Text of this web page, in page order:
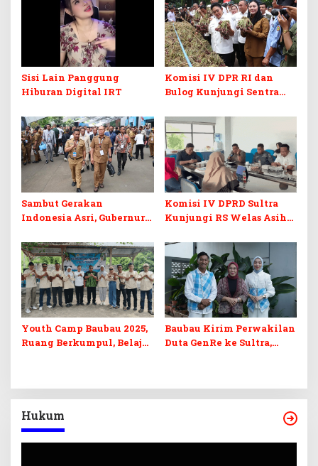
Sisi Lain Panggung
Hiburan Digital IRT
Komisi IV DPR RI dan
Bulog Kunjungi Sentra
Dorong Peluang Ekspor
Sambut Gerakan
Indonesia Asri, Gubernur
Penertiban Baliho dan
Kabel Semrawut
Komisi IV DPRD Sultra
Kunjungi RS Welas Asih
TPK hingga Layanan
Medis Canggih
Youth Camp Baubau 2025,
Ruang Berkumpul, Belajar,
Baubau Kirim Perwakilan
Duta GenRe ke Sultra,
Hukum